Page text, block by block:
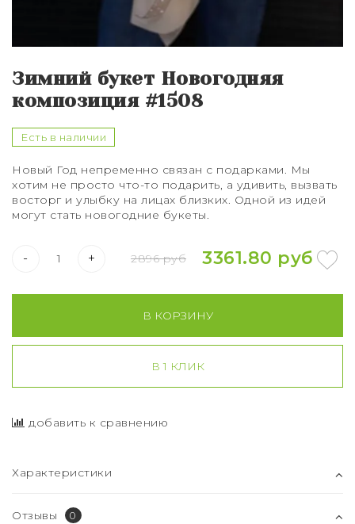
Зимний букет Новогодняя
композиция #1508
Есть в наличии
Новый Год непременно связан с подарками. Мы
хотим не просто что-то подарить, а удивить, вызвать
восторг и улыбку на лицах близких. Одной из идей
могут стать новогодние букеты.
- + 2896 руб 3361.80 руб
В КОРЗИНУ
В 1 КЛИК
добавить к сравнению
Характеристики
Отзывы 0
Букет из 151 розы
Букет из 201 розы
Букет из 301 розы
Розы XXL